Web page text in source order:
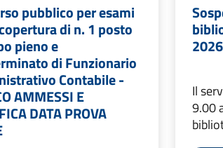
pubblico per esami
di n. 1 posto
pieno e
di Funzionario
Contabile -
AMMESSI E
DATA PROVA
2026
Il
9.00